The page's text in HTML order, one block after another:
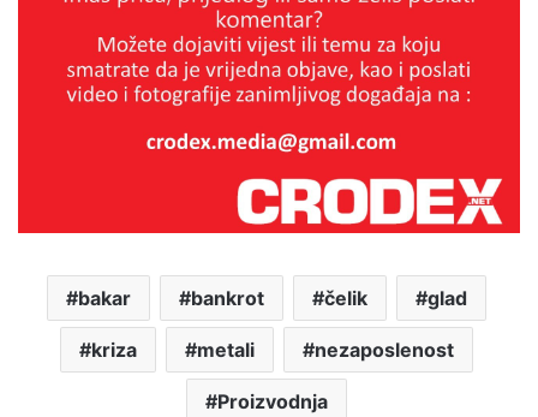
bakar bankrot čelik glad
kriza metali nezaposlenost
Proizvodnja